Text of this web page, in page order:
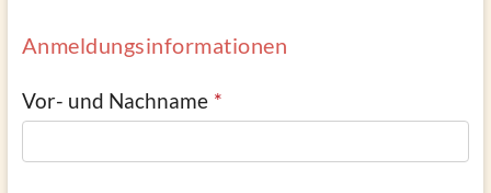
Anmeldungsinformationen
Vor- und Nachname